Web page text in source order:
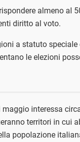
almeno al
diritto al voto.
a statuto
le elezioni
maggio interessa
territori in cui
popolazione